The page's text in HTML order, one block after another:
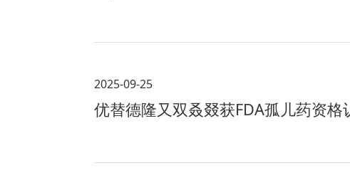
2025-09-25
优替德隆又双叒叕获FDA孤儿药资